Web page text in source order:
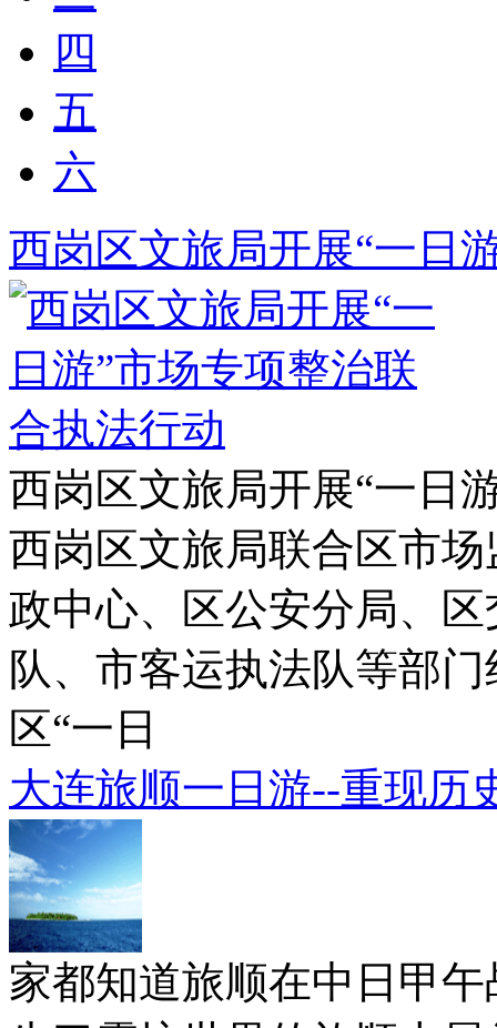
四
五
六
西岗区文旅局开展“一日
西岗区文旅局开展“一日
西岗区文旅局联合区市
政中心、区公安分局、
队、市客运执法队等部
区“一日
大连旅顺一日游--重现历
家都知道旅顺在中日甲